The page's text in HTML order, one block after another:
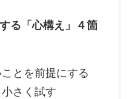
る「心構え」４箇
とを前提にする
さく試す